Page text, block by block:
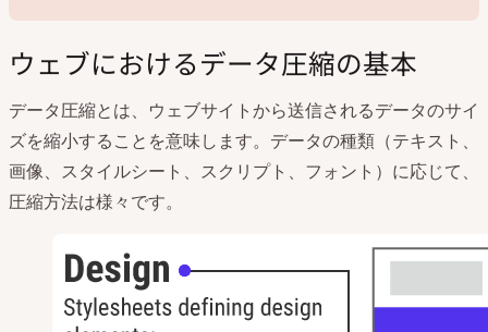
画
ウェブにおけるデータ圧縮の基本
データ圧縮とは、ウェブサイトから送信されるデータのサイ
ズを縮小することを意味します。データの種類（テキスト、
画像、スタイルシート、スクリプト、フォント）に応じて、
圧縮方法は様々です。